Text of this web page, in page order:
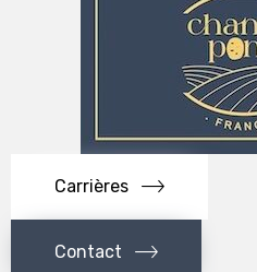
Carrières
Contact